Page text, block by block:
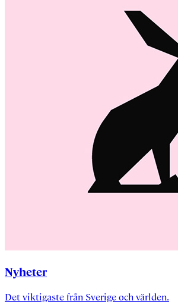
Nyheter
Det viktigaste från Sverige och världen.